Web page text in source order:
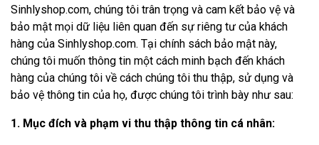
Sinhlyshop.com, chúng tôi trân trọng và cam kết bảo vệ và
bảo mật mọi dữ liệu liên quan đến sự riêng tư của khách
hàng của Sinhlyshop.com. Tại chính sách bảo mật này,
chúng tôi muốn thông tin một cách minh bạch đến khách
hàng của chúng tôi về cách chúng tôi thu thập, sử dụng và
bảo vệ thông tin của họ, được chúng tôi trình bày như sau:
1. Mục đích và phạm vi thu thập thông tin cá nhân: